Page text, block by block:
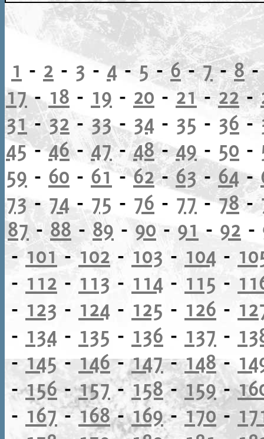
1 - 2 - 3 -4- 5 -6-7-8
17- 18 - 19 - 20 -21-22-
31-32-33- 34 - 35 - 36 -
45-46-47-48-49 - 50 -
59 - 60 - 61-62-63- 64-
73- 74 - 75 - 76 - 77-78-
87- 88 -89 - 90 - 91 - 92 -
-101 -102 - 103 - 104 -
- 112 - 113 - 114 - 115 -
- 123 - 124 - 125 - 126 -
- 134 - 135 - 136 - 137 -
-145-146-147-148-
-156-157-158-159-
- 167-168-169-170-